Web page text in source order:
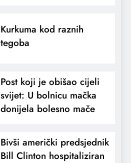
Kurkuma kod raznih
tegoba
Post koji je obišao cijeli
svijet: U bolnicu mačka
donijela bolesno mače
Bivši američki predsjednik
Bill Clinton hospitaliziran